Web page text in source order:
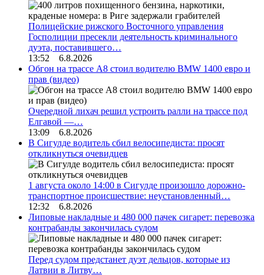
Полицейские рижского Восточного управления
Госполиции пресекли деятельность криминального
дуэта, поставившего…
13:52 6.8.2026
Обгон на трассе А8 стоил водителю BMW 1400 евро и
прав (видео)
Очередной лихач решил устроить ралли на трассе под
Елгавой —…
13:09 6.8.2026
В Сигулде водитель сбил велосипедиста: просят
откликнуться очевидцев
1 августа около 14:00 в Сигулде произошло дорожно-
транспортное происшествие: неустановленный…
12:32 6.8.2026
Липовые накладные и 480 000 пачек сигарет: перевозка
контрабанды закончилась судом
Перед судом предстанет дуэт дельцов, которые из
Латвии в Литву…